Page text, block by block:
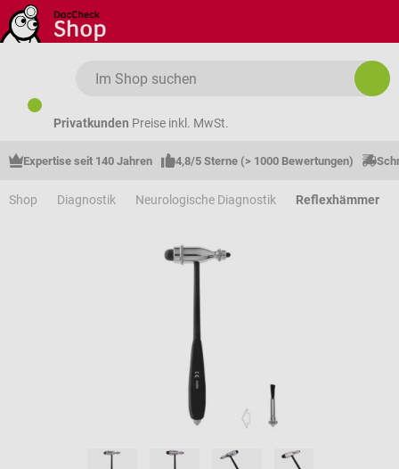
Zum Hauptinhalt springen
Privatkunden Preise inkl. MwSt.
Expertise seit 140 Jahren 4,8/5 Sterne (> 1000 Bewertungen)
Shop Diagnostik Neurologische Diagnostik Reflexhämmer